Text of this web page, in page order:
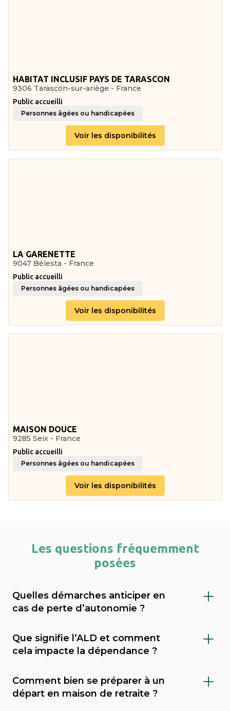
HABITAT INCLUSIF PAYS DE TARASCON
9306 Tarascon-sur-ariège - France
Public accueilli
Personnes âgées ou handicapées
Voir les disponibilités
LA GARENETTE
9047 Bélesta - France
Public accueilli
Personnes âgées ou handicapées
Voir les disponibilités
MAISON DOUCE
9285 Seix - France
Public accueilli
Personnes âgées ou handicapées
Voir les disponibilités
Les questions fréquemment
posées
Quelles démarches anticiper en
cas de perte d’autonomie ?
dépendance (via le GIR), demander l’APA
(allocation personnalisée d’autonomie) au
conseil départemental, et envisager une
mesure de protection juridique (tutelle,
Que signifie l’ALD et comment
cela impacte la dépendance ?
reconnaissance médicale qui permet une
prise en charge à 100 % de certains soins par
Comment bien se préparer à un
départ en maison de retraite ?